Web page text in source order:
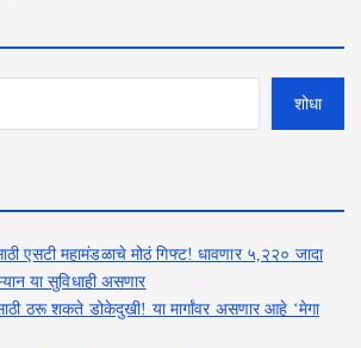
o
s
t
a
g
शोधा
एसटी महामंडळाचे मोठं गिफ्ट! धावणार ५,२२० जादा
या सुविधाही असणार
ठरू शकते डोकेदुखी! या मार्गांवर असणार आहे ‘मेगा